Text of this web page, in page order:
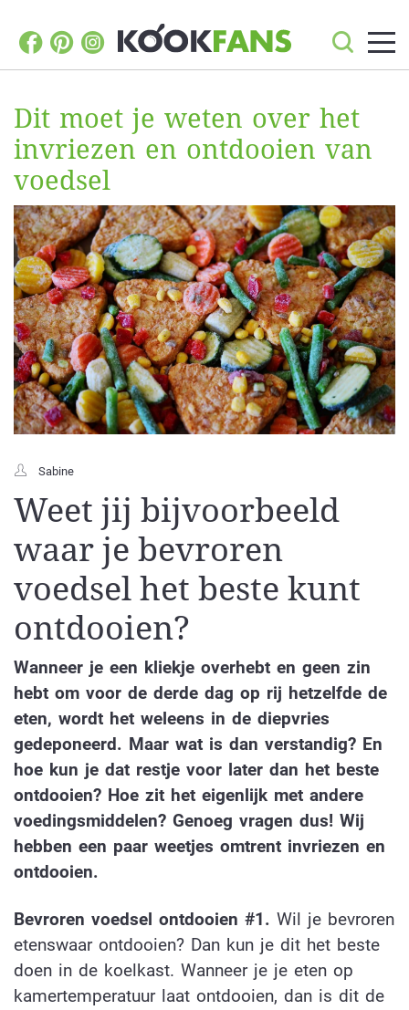
Dit moet je weten over het
invriezen en ontdooien van
voedsel
Sabine
Weet jij bijvoorbeeld
waar je bevroren
voedsel het beste kunt
ontdooien?
Wanneer je een kliekje overhebt en geen zin
hebt om voor de derde dag op rij hetzelfde de
eten, wordt het weleens in de diepvries
gedeponeerd. Maar wat is dan verstandig? En
hoe kun je dat restje voor later dan het beste
ontdooien? Hoe zit het eigenlijk met andere
voedingsmiddelen? Genoeg vragen dus! Wij
hebben een paar weetjes omtrent invriezen en
ontdooien.
Bevroren voedsel ontdooien #1. Wil je bevroren
etenswaar ontdooien? Dan kun je dit het beste
doen in de koelkast. Wanneer je je eten op
kamertemperatuur laat ontdooien, dan is dit de